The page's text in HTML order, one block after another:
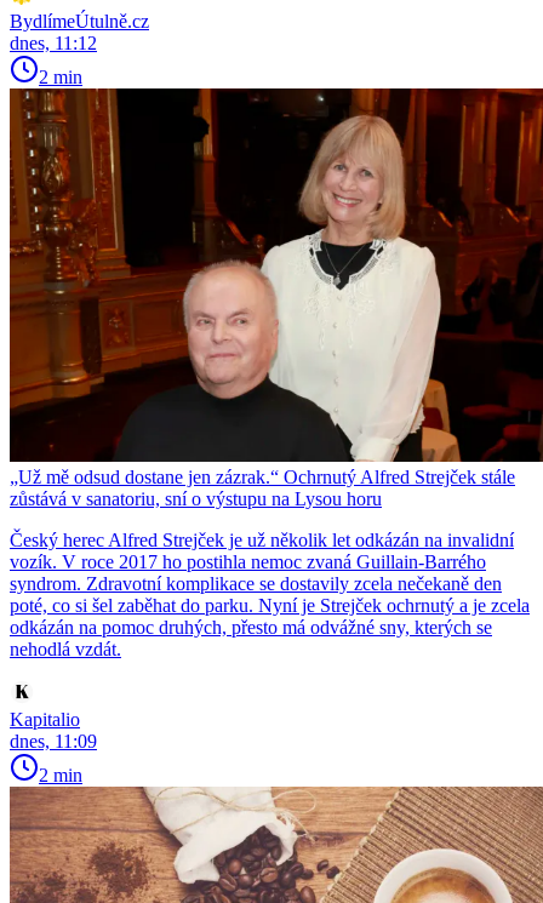
BydlímeÚtulně.cz
dnes, 11:12
2 min
„Už mě odsud dostane jen zázrak.“ Ochrnutý Alfred Strejček stále
zůstává v sanatoriu, sní o výstupu na Lysou horu
Český herec Alfred Strejček je už několik let odkázán na invalidní
vozík. V roce 2017 ho postihla nemoc zvaná Guillain-Barrého
syndrom. Zdravotní komplikace se dostavily zcela nečekaně den
poté, co si šel zaběhat do parku. Nyní je Strejček ochrnutý a je zcela
odkázán na pomoc druhých, přesto má odvážné sny, kterých se
nehodlá vzdát.
Kapitalio
dnes, 11:09
2 min